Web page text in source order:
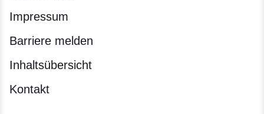
Impressum
Barriere melden
Inhaltsübersicht
Kontakt